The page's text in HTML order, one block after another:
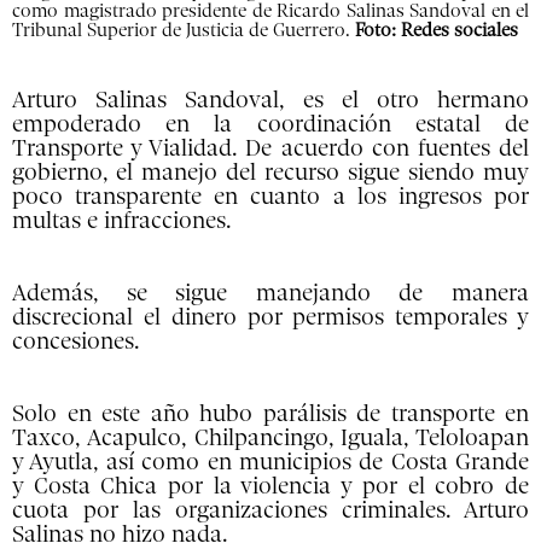
como magistrado presidente de Ricardo Salinas Sandoval en el
Tribunal Superior de Justicia de Guerrero. Foto: Redes sociales
Arturo Salinas Sandoval, es el otro hermano
empoderado en la coordinación estatal de
Transporte y Vialidad. De acuerdo con fuentes del
gobierno, el manejo del recurso sigue siendo muy
poco transparente en cuanto a los ingresos por
multas e infracciones.
Además, se sigue manejando de manera
discrecional el dinero por permisos temporales y
concesiones.
Solo en este año hubo parálisis de transporte en
Taxco, Acapulco, Chilpancingo, Iguala, Teloloapan
y Ayutla, así como en municipios de Costa Grande
y Costa Chica por la violencia y por el cobro de
cuota por las organizaciones criminales. Arturo
Salinas no hizo nada.